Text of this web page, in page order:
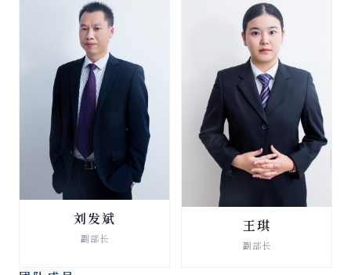
破产清算与重整
刘发斌
副部长
破产清算与重整
王琪
副部长